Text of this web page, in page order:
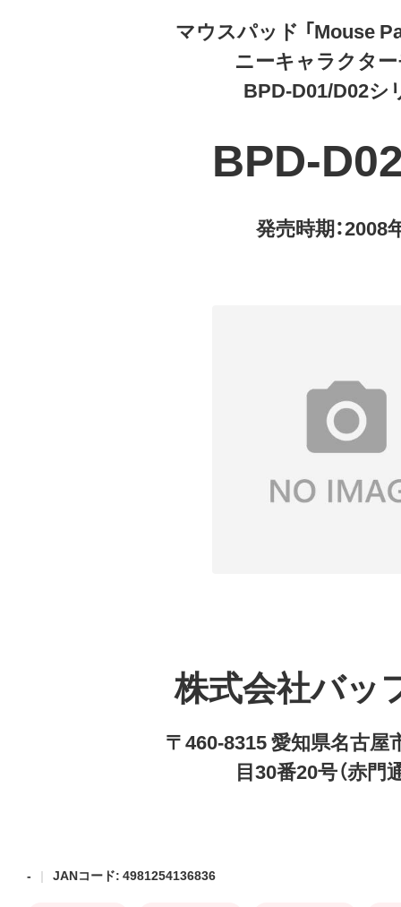
マウスパッド 「Mouse
ニーキャラクタ
BPD-D01/D02シ
BPD-
発売時期：2008
株式会社バッ
〒460-8315 愛知県名古屋
目30番20号（赤門
- JANコード: 4981254136836